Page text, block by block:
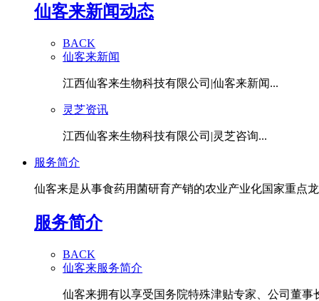
仙客来新闻动态
BACK
仙客来新闻
江西仙客来生物科技有限公司|仙客来新闻...
灵芝资讯
江西仙客来生物科技有限公司|灵芝咨询...
服务简介
仙客来是从事食药用菌研育产销的农业产业化国家重点
服务简介
BACK
仙客来服务简介
仙客来拥有以享受国务院特殊津贴专家、公司董事